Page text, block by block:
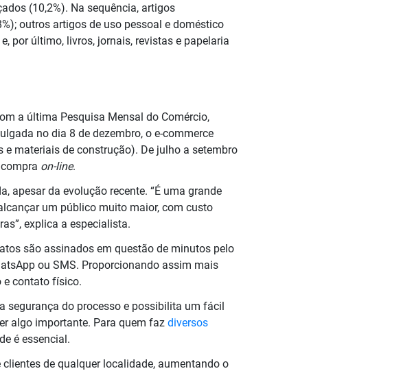
(10,2%). Na sequência, artigos
outros artigos de uso pessoal e doméstico
por último, livros, jornais, revistas e papelaria
a última Pesquisa Mensal do Comércio,
no dia 8 de dezembro, o e-commerce
e materiais de construção). De julho a setembro
on-line.
apesar da evolução recente. “É uma grande
um público muito maior, com custo
explica a especialista.
são assinados em questão de minutos pelo
ou SMS. Proporcionando assim mais
e contato físico.
segurança do processo e possibilita um fácil
algo importante. Para quem faz diversos
é essencial.
de qualquer localidade, aumentando o